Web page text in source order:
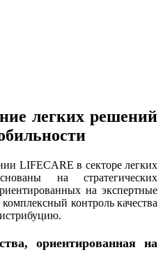
легких решений
LIFECARE в секторе легких
на стратегических
на экспертные
контроль качества
ориентированная на